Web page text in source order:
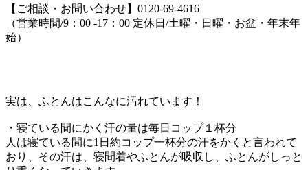
【ご相談・お問い合わせ】0120-69-4616
（営業時間/9：00 -17：00 定休日/土曜・日曜・お盆・年末年
始）
実は、ふとんはこんなに汚れています！
・寝ている間にかく汗の量は毎日コップ１杯分
人は寝ている間に1日約コップ一杯分の汗をかくと言われて
おり、その汗は、寝間着やふとんが吸収し、ふとんがしっと